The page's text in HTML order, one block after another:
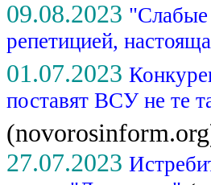
09.08.2023 "Слабые
репетицией,
01.07.2023
поставят ВСУ не те
27.07.2023